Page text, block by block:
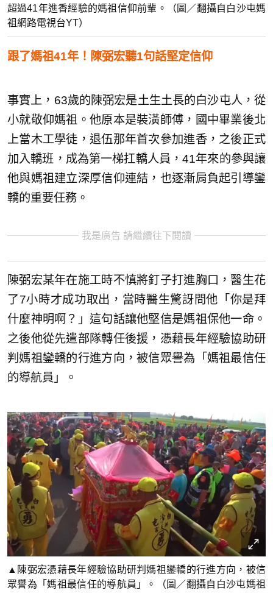
超過41年進香經驗的媽祖信仰前輩。（圖／翻攝自白沙屯媽
祖網路電視台YT）
跟了媽祖41年！陳弼宏聽1句話堅定信仰
事實上，63歲的陳弼宏是土生土長的白沙屯人，從
小就敬仰媽祖。他原本是裝潢師傅，國中畢業後北
上當木工學徒，退伍那年首次參加進香，之後正式
加入轎班，成為第一梯扛轎人員，41年來的參與讓
他與媽祖建立深厚信仰連結，也逐漸肩負起引導鑾
轎的重要任務。
我是廣告 請繼續往下閱讀
陳弼宏某年在施工時不慎將釘子打進胸口，醫生花
了7小時才成功取出，當時醫生驚訝問他「你是拜
什麼神明啊？」這句話讓他堅信是媽祖保他一命。
之後他從先遣部隊轉任後援，憑藉長年經驗協助研
判媽祖鑾轎的行進方向，被信眾譽為「媽祖最信任
的導航員」。
▲陳弼宏憑藉長年經驗協助研判媽祖鑾轎的行進方向，被信
眾譽為「媽祖最信任的導航員」。（圖／翻攝自白沙屯媽祖